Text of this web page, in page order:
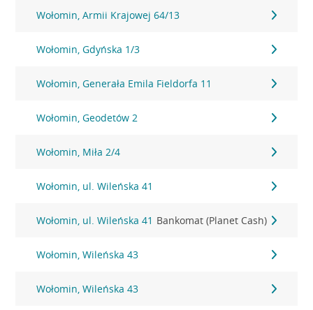
Wołomin, Armii Krajowej 64/13
Wołomin, Gdyńska 1/3
Wołomin, Generała Emila Fieldorfa 11
Wołomin, Geodetów 2
Wołomin, Miła 2/4
Wołomin, ul. Wileńska 41
Wołomin, ul. Wileńska 41 Bankomat (Planet Cash)
Wołomin, Wileńska 43
Wołomin, Wileńska 43